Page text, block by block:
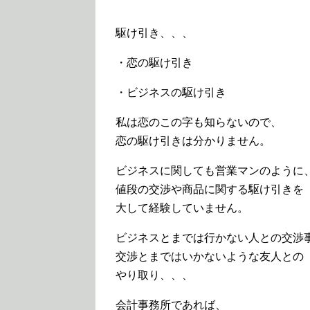
駆け引き、、、
・恋の駆け引き
・ビジネスの駆け引き
私は恋のこの字も知らないので、
恋の駆け引きは分かりません。
ビジネスに関しても営業マンのように
値段の交渉や商品に関する駆け引きを
大して経験していません。
ビジネスとまでは行かない人との交渉
交渉とまではいかないような友人との
やり取り、、、
会計事務所であれば、